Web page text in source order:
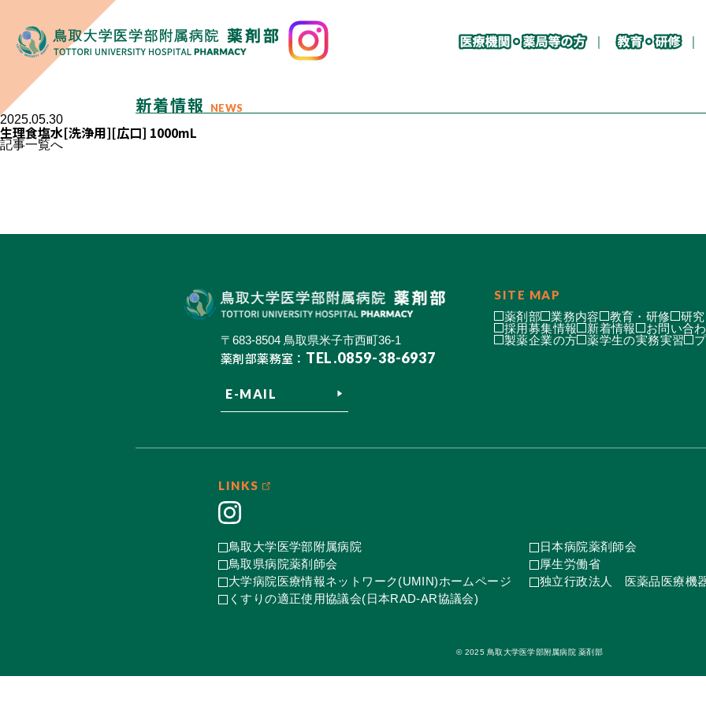
新着情報 NEWS
2025.05.30
生理食塩水[洗浄用][広口] 1000mL
記事一覧へ
〒683-8504 鳥取県米子市西町36-1
薬剤部薬務室： TEL.0859-38-6937
E-MAIL
SITE MAP
薬剤部 業務内容 教育・研修 研
採用募集情報
新着情報 お問い合
製薬企業の方
薬学生の実務実習
LINKS
鳥取大学医学部附属病院
日本病院薬剤師会
鳥取県病院薬剤師会
厚生労働省
大学病院医療情報ネットワーク(UMIN)ホームページ
独立行政法人 医薬品医療機
くすりの適正使用協議会(日本RAD-AR協議会)
© 2025 鳥取大学医学部附属病院 薬剤部